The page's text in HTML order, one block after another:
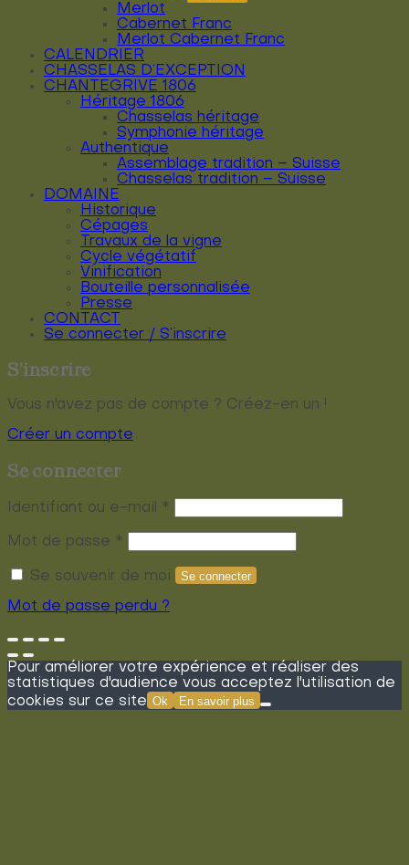
Merlot
Cabernet Franc
Merlot Cabernet Franc
CALENDRIER
CHASSELAS D’EXCEPTION
CHANTEGRIVE 1806
Héritage 1806
Chasselas héritage
Symphonie héritage
Authentique
Assemblage tradition – Suisse
Chasselas tradition – Suisse
DOMAINE
Historique
Cépages
Travaux de la vigne
Cycle végétatif
Vinification
Bouteille personnalisée
Presse
CONTACT
Se connecter / S’inscrire
S’inscrire
Vous n'avez pas de compte ? Créez-en un !
Créer un compte
Se connecter
Identifiant ou e-mail *
Mot de passe *
Se souvenir de moi Se connecter
Mot de passe perdu ?
Pour améliorer votre expérience et réaliser des
statistiques d'audience vous acceptez l'utilisation de
cookies sur ce site Ok En savoir plus